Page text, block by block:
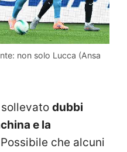
non solo Lucca (Ansa
dubbi
e la
che alcuni